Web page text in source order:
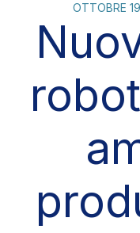
OTTOBRE